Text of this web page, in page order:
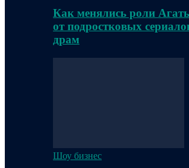
Как менялись роли
от подростковых
драм
Шоу бизнес